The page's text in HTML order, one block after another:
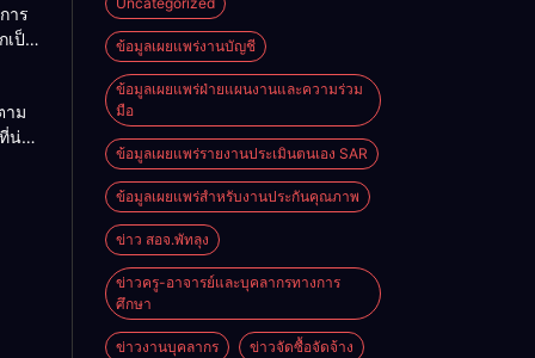
าร
เป็น
าม
น่า
ข้อมูลเผยแพร่งานบัญชี
ข้อมูลเผยแพร่ฝ่ายแผนงานและความร่วม
มือ
ข้อมูลเผยแพร่รายงานประเมินตนเอง SAR
ข้อมูลเผยแพร่สำหรับงานประกันคุณภาพ
ข่าว สอจ.พัทลุง
ข่าวครู-อาจารย์และบุคลากรทางการ
ศึกษา
ข่าวงานบุคลากร ข่าวจัดซื้อจัดจ้าง